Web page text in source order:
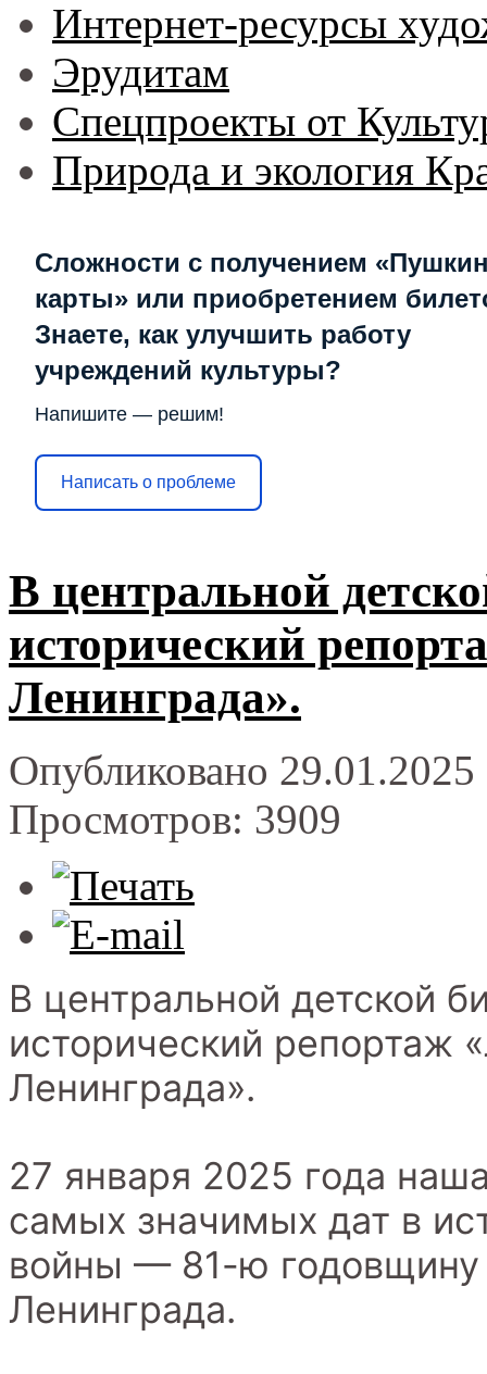
Интернет-ресурсы
Эрудитам
Спецпроекты от
Природа и экология
Сложности с получением
карты» или приобретением
Знаете, как улучшить работу
учреждений культуры?
Напишите — решим!
Написать о проблеме
В центральной
исторический
Ленинграда».
Опубликовано
Просмотров: 3909
В центральной детской
исторический репортаж
Ленинграда».
27 января 2025 года
самых значимых дат в
войны — 81-ю годовщину
Ленинграда.